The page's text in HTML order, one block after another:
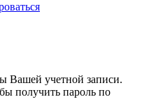
Вашей учетной записи.
получить пароль по